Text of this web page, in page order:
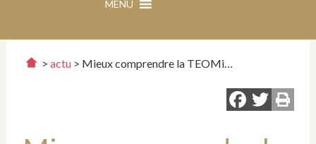
> actu> Mieux comprendre la TEOMi…